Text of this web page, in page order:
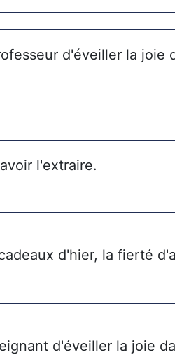
d'éveiller la joie
l'extraire.
d'hier, la fierté
d'éveiller la joie